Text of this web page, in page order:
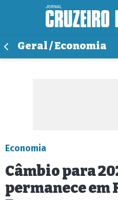
Geral / Economia
Economia
Câmbio para
permanece em